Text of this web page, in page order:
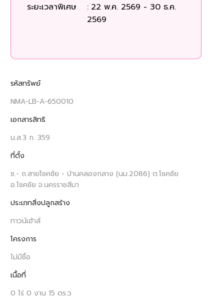
ระยะเวลาพิเศษ
: 22 พ.ค. 2569 - 30 ธ.ค.
2569
รหัสทรัพย์
NMA-LB-A-650010
เอกสารสิทธิ
น.ส.3 ก. 359
ที่ตั้ง
ซ.- ถ.สายโชคชัย - บ้านคลองกลาง (นม.2086) ต.โชคชัย
อ.โชคชัย จ.นครราชสีมา
ประเภทสิ่งปลูกสร้าง
ทาวน์เฮ้าส์
โครงการ
ไม่มีชื่อ
เนื้อที่
0 ไร่ 0 งาน 15 ตร.ว